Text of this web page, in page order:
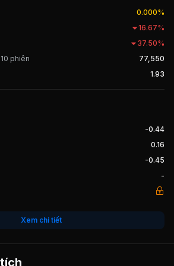
gia súc Úc, nhập khẩu bò Úc với số
con mỗi năm, trở thành một trong những
thức giao dịch trên thị trường UPCOM.
0.000%
16.67%
37.50%
phiên
77,550
1.93
-0.44
0.16
-0.45
-
Xem chi tiết